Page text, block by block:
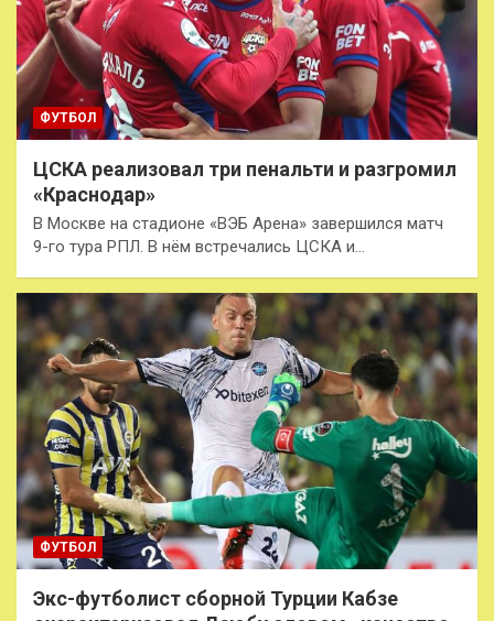
ФУТБОЛ
ЦСКА реализовал три пенальти и разгромил
«Краснодар»
В Москве на стадионе «ВЭБ Арена» завершился матч
9-го тура РПЛ. В нём встречались ЦСКА и…
ФУТБОЛ
Экс-футболист сборной Турции Кабзе